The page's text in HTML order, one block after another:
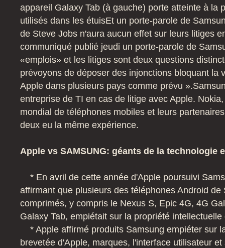
appareil Galaxy Tab (à gauche) porte atteinte à la
utilisés dans les étuisEt un porte-parole de
de Steve Jobs n'aura aucun effet sur leurs litiges
communiqué publié jeudi un porte-parole de
«emplois» et les litiges sont deux questions
prévoyons de déposer des injonctions bloquant la
Apple dans plusieurs pays comme prévu ».
entreprise de TI en cas de litige avec Apple.
mondial de téléphones mobiles et leurs
deux eu la même expérience.
Apple vs SAMSUNG: géants de la technologie
* En avril de cette année d'Apple poursuivi
affirmant que plusieurs des téléphones Android de
comprimés, y compris le Nexus S, Epic 4G, 4G
Galaxy Tab, empiétait sur la propriété intellectuelle
* Apple affirmé produits Samsung empiéter sur
brevetée d'Apple, marques, l'interface utilisateur